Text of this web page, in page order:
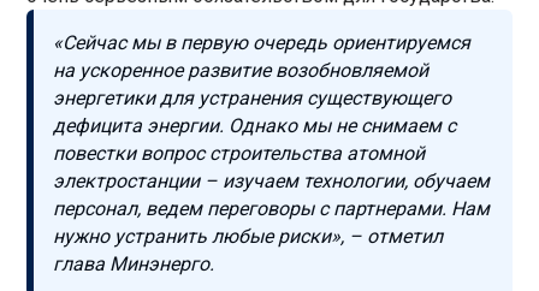
«Сейчас мы в первую очередь ориентируемся
на ускоренное развитие возобновляемой
энергетики для устранения существующего
дефицита энергии. Однако мы не снимаем с
повестки вопрос строительства атомной
электростанции – изучаем технологии, обучаем
персонал, ведем переговоры с партнерами. Нам
нужно устранить любые риски», – отметил
глава Минэнерго.